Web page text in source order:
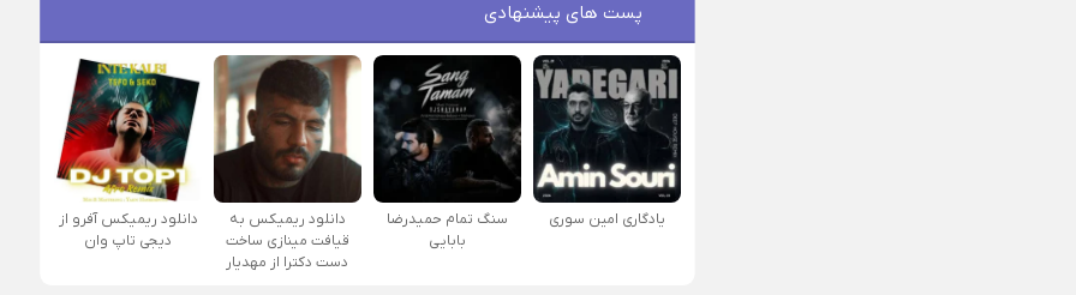
پست های پیشنهادی
یادگاری امین سوری
سنگ تمام حمیدرضا
بابایی
دانلود ریمیکس به
قیافت مینازی ساخت
دست دکترا از مهدیار
دانلود ریمیکس آفرو از
ديجی تاپ وان